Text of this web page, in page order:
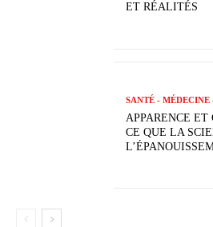
ET RÉALITÉS
SANTÉ -
APPARENCE
CE QUE LA